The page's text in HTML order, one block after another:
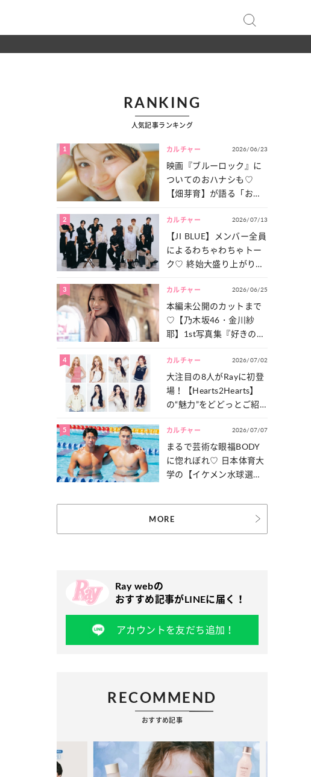
RANKING
人気記事ランキング
1 カルチャー 2026/06/23
映画『ブルーロック』に
ついてのおハナシも♡
【畑芽育】が語る「お仕
は？
2 カルチャー 2026/07/13
【JI BLUE】メンバー全員
によるわちゃわちゃトー
ク♡ 終始大盛り上がりだ
一気見せ！
3 カルチャー 2026/06/25
本編未公開のカットまで
♡【乃木坂46・金川紗
耶】1st写真集『好きのグ
たっぷりとお届け！
4 カルチャー 2026/07/02
大注目の8人がRayに初登
場！【Hearts2Hearts】
の“魅力”をどどっとご紹
5 カルチャー 2026/07/07
まるで芸術な眼福BODY
に惚れぼれ♡ 日本体育大
学の【イケメン水球選
MORE
Ray webの
おすすめ記事がLINEに届く！
アカウントを友だち追加！
RECOMMEND
おすすめ記事